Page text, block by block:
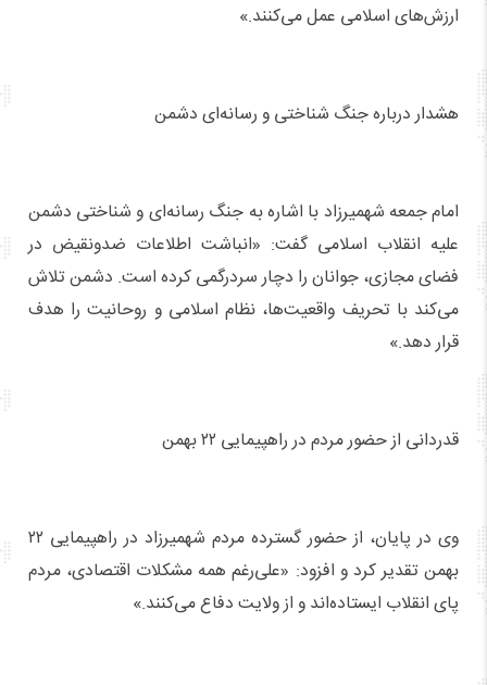
ارزش‌های اسلامی عمل می‌کنند.»
هشدار درباره جنگ شناختی و رسانه‌ای دشمن
امام جمعه شهمیرزاد با اشاره به جنگ رسانه‌ای و شناختی دشمن
علیه انقلاب اسلامی گفت: «انباشت اطلاعات ضدونقیض در
فضای مجازی، جوانان را دچار سردرگمی کرده است. دشمن تلاش
می‌کند با تحریف واقعیت‌ها، نظام اسلامی و روحانیت را هدف
قرار دهد.»
قدردانی از حضور مردم در راهپیمایی ۲۲ بهمن
وی در پایان، از حضور گسترده مردم شهمیرزاد در راهپیمایی ۲۲
بهمن تقدیر کرد و افزود: «علی‌رغم همه مشکلات اقتصادی، مردم
پای انقلاب ایستاده‌اند و از ولایت دفاع می‌کنند.»